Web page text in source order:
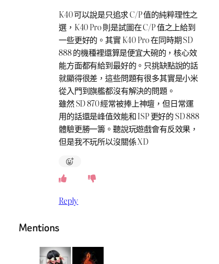
K40 可以說是只追求 C/P 值的純粹理性之
選，K40 Pro 則是試圖在 C/P 值之上給到
一些更好的。其實 K40 Pro 在同時期 SD
888 的機種裡還算是便宜大碗的，核心效
能方面都有給到最好的。只挑缺點說的話
就顯得很差，這些問題有很多其實是小米
從入門到旗艦都沒有解決的問題。
雖然 SD 870 經常被捧上神壇，但日常運
用的話還是峰值效能和 ISP 更好的 SD 888
體驗更勝一籌。聽說玩遊戲會有反效果，
但是我不玩所以沒關係 XD
Reply
Mentions